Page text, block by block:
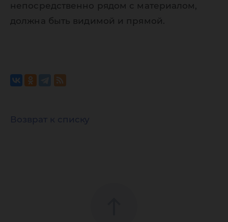
непосредственно рядом с материалом,
должна быть видимой и прямой.
Возврат к списку